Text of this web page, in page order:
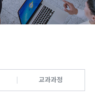
교과과정